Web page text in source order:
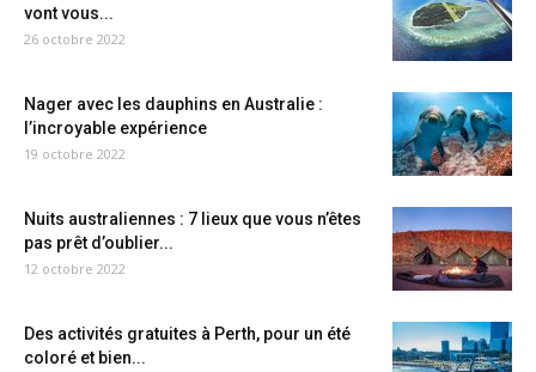
vont vous...
26 octobre 2022
Nager avec les dauphins en Australie :
l’incroyable expérience
19 octobre 2022
Nuits australiennes : 7 lieux que vous n’êtes
pas prêt d’oublier...
12 octobre 2022
Des activités gratuites à Perth, pour un été
coloré et bien...